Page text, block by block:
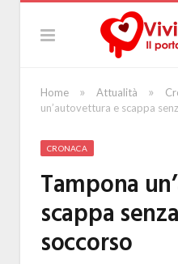
Home » Attualità »
un’autovettura e scappa
CRONACA
Tampona
scappa
soccorso